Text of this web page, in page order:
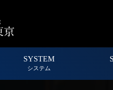
SYSTEM
システム